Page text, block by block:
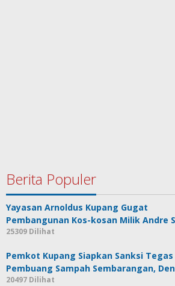
Berita Populer
Yayasan Arnoldus Kupang Gugat
Pembangunan Kos-kosan Milik Andre
25309 Dilihat
Pemkot Kupang Siapkan Sanksi
Pembuang Sampah Sembarangan,
20497 Dilihat